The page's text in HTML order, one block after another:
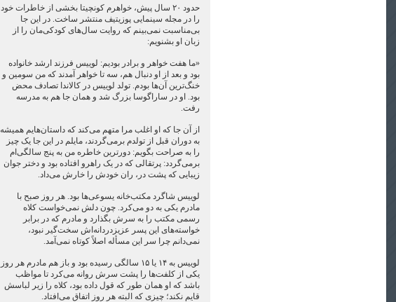
حدود ۲۰ سال پیش، خواهرم کونچیتا بخشی از خاطرات خود
را در مجله سینمایی پوزیتیف منتشر ساخت. در این جا
بی‌مناسبت نمی‌بینم که روایت سال‌های کودکی‌مان را از
زبان او بشنویم:
«ما هفت خواهر و برادر بودیم: لوییس فرزند ارشد خانواده
بود و بعد از او دنبال هم، سه تا خواهر آمدند که من سومین و
خنگ‌ترین آن‌ها بودم. تولد لوییس در کالاندا تصادف محض
بود. او در ساراگوسا بزرگ شد و همان جا هم به مدرسه
رفت.
از آن جا که او اغلب مرا متهم می‌کند که داستان‌هایم همیشه
به دوران قبل از تولدم برمی‌گردند، مایلم در این جا یک چیز
را به صراحت بگویم: دورترین خاطره من به پنج سالگی‌ام
برمی‌گردد: پرتقالی که در یک راهرو افتاده بود و دختر جوان
زیبایی که پشت در، ران خودش را خارش می‌داد.
لوییس شاگرد مکتب‌خانه یسوعی‌ها بود. هر روز صبح با
مادرم یکی به دو می‌کرد. چون دلش نمی‌خواست کلاه
رسمی مکتب را به سرش بگذارد و مادرم که در برابر
خواسته‌های این پسر عزیزدردانه‌اش سخت‌گیر نبود،
نمی‌دانم چرا سر این مسأله اصلاً کوتاه نمی‌آمد.
لوییس به ۱۴ یا ۱۵ سالگی رسیده بود و باز هم مادرم هر روز
یکی از کلفت‌ها را پشت سرش روانه می‌کرد تا مواظب
باشد که او همان طور که قول داده بود، کلاه را زیر لباسش
قایم نکند؛ چیزی که البته هر روز اتفاق می‌افتاد.